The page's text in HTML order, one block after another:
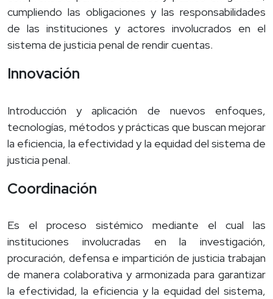
cumpliendo las obligaciones y las responsabilidades
de las instituciones y actores involucrados en el
sistema de justicia penal de rendir cuentas.
Innovación
Introducción y aplicación de nuevos enfoques,
tecnologías, métodos y prácticas que buscan mejorar
la eficiencia, la efectividad y la equidad del sistema de
justicia penal.
Coordinación
Es el proceso sistémico mediante el cual las
instituciones involucradas en la investigación,
procuración, defensa e impartición de justicia trabajan
de manera colaborativa y armonizada para garantizar
la efectividad, la eficiencia y la equidad del sistema,